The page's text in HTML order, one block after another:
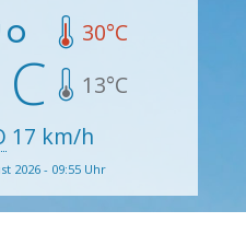
30°C
13°C
17 km/h
2026 - 09:55 Uhr